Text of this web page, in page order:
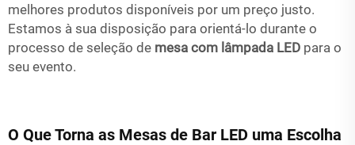
melhores produtos disponíveis por um preço justo.
Estamos à sua disposição para orientá-lo durante o
processo de seleção de mesa com lâmpada LED para o
seu evento.
O Que Torna as Mesas de Bar LED uma Escolha